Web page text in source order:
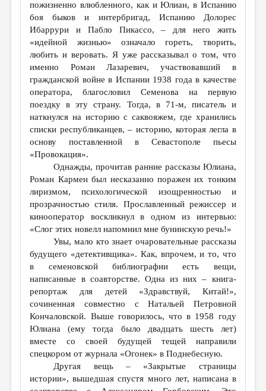
пожизненно влюбленного, как и Юлиан, в Испанию
боя быков и интербригад, Испанию Долорес
Ибаррури и Пабло Пикассо, – для него жить
«идейной жизнью» означало гореть, творить,
любить и веровать. Я уже рассказывал о том, что
именно Роман Лазаревич, участвовавший в
гражданской войне в Испании 1938 года в качестве
оператора, благословил Семенова на первую
поездку в эту страну. Тогда, в 71-м, писатель и
наткнулся на историю с саквояжем, где хранились
списки республиканцев, – историю, которая легла в
основу поставленной в Севастополе пьесы
«Провокация».
Однажды, прочитав ранние рассказы Юлиана,
Роман Кармен был несказанно поражен их тонким
лиризмом, психологической изощренностью и
прозрачностью стиля. Прославленный режиссер и
кинооператор воскликнул в одном из интервью:
«Слог этих новелл напомнил мне бунинскую речь!»
Увы, мало кто знает очаровательные рассказы
будущего «детективщика». Как, впрочем, и то, что
в семеновской библиографии есть вещи,
написанные в соавторстве. Одна из них – книга-
репортаж для детей «Здравствуй, Китай!»,
сочиненная совместно с Натальей Петровной
Кончаловской. Выше говорилось, что в 1958 году
Юлиана (ему тогда было двадцать шесть лет)
вместе со своей будущей тещей направили
спецкором от журнала «Огонек» в Поднебесную.
Другая вещь – «Закрытые страницы
истории», вышедшая спустя много лет, написана в